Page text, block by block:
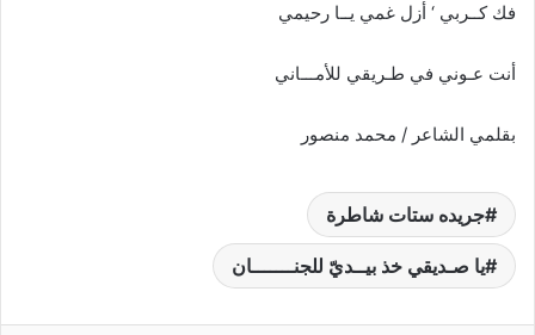
فك كــربي ‘ أزل غمي يــا رحيمي
أنت عـوني في طـريقي للأمـــاني
بقلمي الشاعر / محمد منصور
جريده ستات شاطرة
يا صـديقي خذ بيــديّ للجنـــــــان